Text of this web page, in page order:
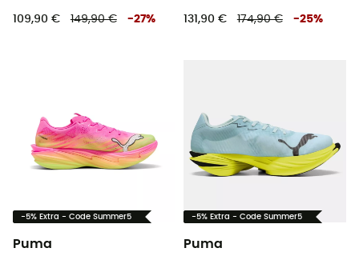
109,90 € 149,90 € -27% 131,90 € 174,90 € -25%
-5% Extra - Code Summer5
Puma
-5% Extra - Code Summer5
Puma